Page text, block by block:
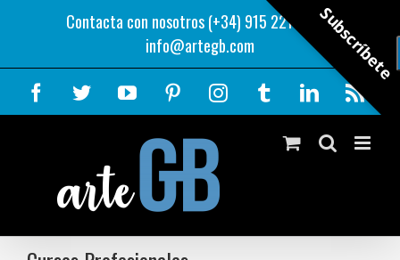
contenido
Contacta con nosotros (+34) 915 221 343 |
info@artegb.com
Facebook
TwitterYouTubePinterestInstagramTumblrLinkedIn
Subscríbete